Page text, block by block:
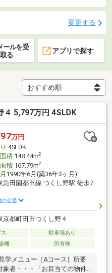
変更する
ールを受
取る
アプリで探す
４ 5,797万円 4SLDK
万円
4SLDK
積148.44m2
積167.79m2
1990年6月(築36年3ヶ月)
急田園都市線 つくし野駅 徒歩7
の交通
京都町田市つくし野４
駐車場あり
機 所有権
学メニュー［Aコース］所要
者・・・「お目当ての物件